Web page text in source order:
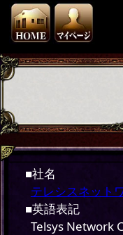
■社名
テレシスネット
■英語表記
Telsys Network